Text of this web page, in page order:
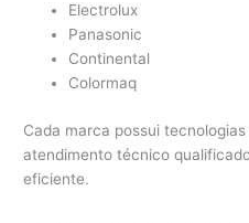
Electrolux
Panasonic
Continental
Colormaq
Cada marca possui
atendimento técnico
eficiente.